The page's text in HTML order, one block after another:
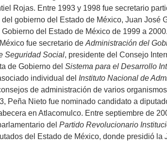
Rojas. Entre 1993 y 1998 fue secretario
del gobierno del Estado de México, Juan José
del Estado de México de 1999 a 2000.
fue secretario de Administración del
Seguridad Social, presidente del Consejo
de Gobierno del Sistema para el Desarrollo
individual del Instituto Nacional de
de administración de varios
Peña Nieto fue nominado candidato a
en Atlacomulco. Entre septiembre de
del Partido Revolucionario
del Estado de México, donde presidió la